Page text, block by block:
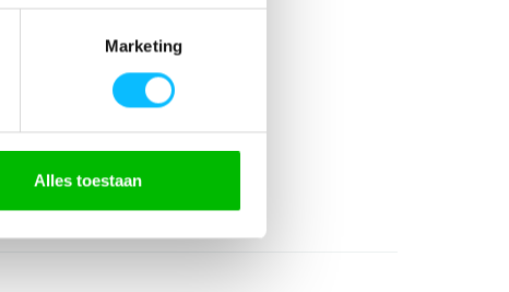
Marketing
Alles toestaan